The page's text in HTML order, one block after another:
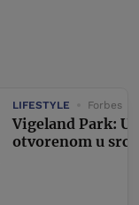
LIFESTYLE Forbes
Vigeland Park:
otvorenom u srcu